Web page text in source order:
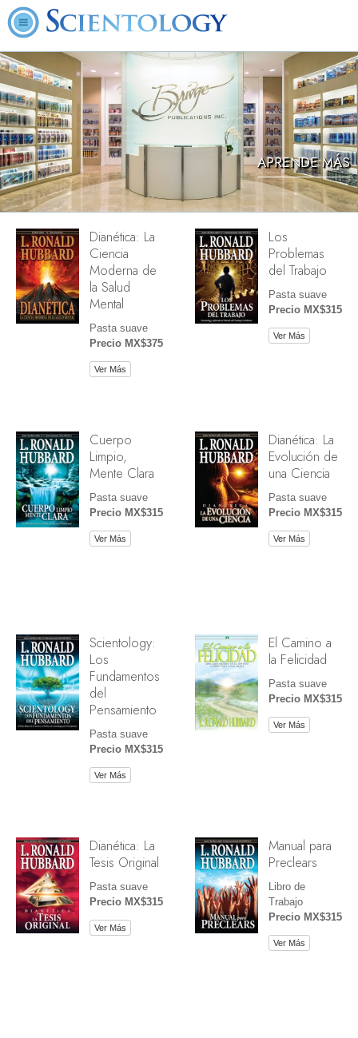
APRENDE MÁS
Dianética: La
Ciencia
Moderna de
la Salud
Mental
Pasta suave
Precio MX$375
Ver Más
Los
Problemas
del Trabajo
Pasta suave
Precio MX$315
Ver Más
Cuerpo
Limpio,
Mente Clara
Pasta suave
Precio MX$315
Ver Más
Dianética: La
Evolución de
una Ciencia
Pasta suave
Precio MX$315
Ver Más
Scientology:
Los
Fundamentos
del
Pensamiento
Pasta suave
Precio MX$315
Ver Más
El Camino a
la Felicidad
Pasta suave
Precio MX$315
Ver Más
Dianética: La
Tesis Original
Pasta suave
Precio MX$315
Ver Más
Manual para
Preclears
Libro de
Trabajo
Precio MX$315
Ver Más